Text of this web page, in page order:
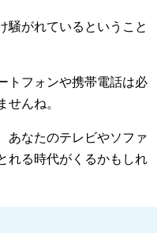
騒がれているということ
トフォンや携帯電話は必
せんね。
あなたのテレビやソファ
れる時代がくるかもしれ